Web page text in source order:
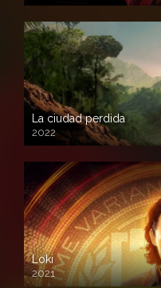
La ciudad perdida
2022
Loki
2021